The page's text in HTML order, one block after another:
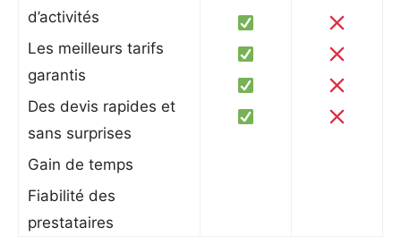
d’activités
Les meilleurs tarifs
garantis
Des devis rapides et
sans surprises
Gain de temps
Fiabilité des
prestataires